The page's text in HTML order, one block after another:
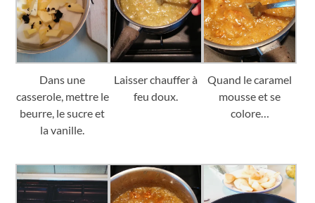
Dans une
casserole, mettre le
beurre, le sucre et
la vanille.
Laisser chauffer à
feu doux.
Quand le caramel
mousse et se
colore…